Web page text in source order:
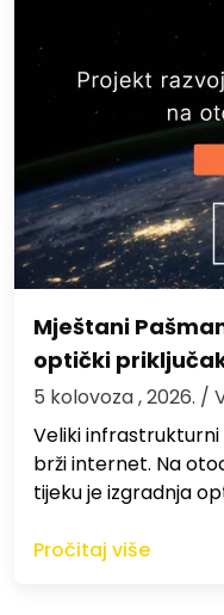
Mještani
optički
5 kolovoza , 2026. /
Veliki
brži internet. Na
tijeku je izgradnja
Pročitaj više